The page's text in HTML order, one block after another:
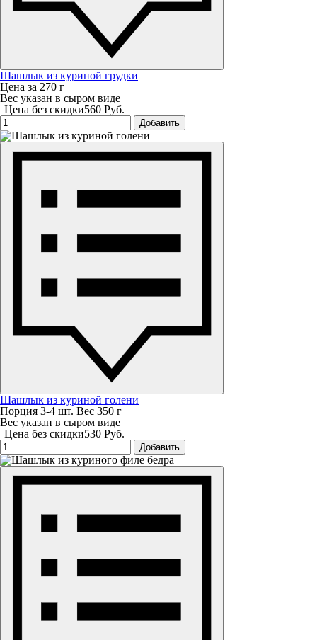
Шашлык из куриной грудки
Цена за 270 г
Вес указан в сыром виде
Цена без скидки560 Руб.
Добавить
Шашлык из куриной голени
Порция 3-4 шт. Вес 350 г
Вес указан в сыром виде
Цена без скидки530 Руб.
Добавить